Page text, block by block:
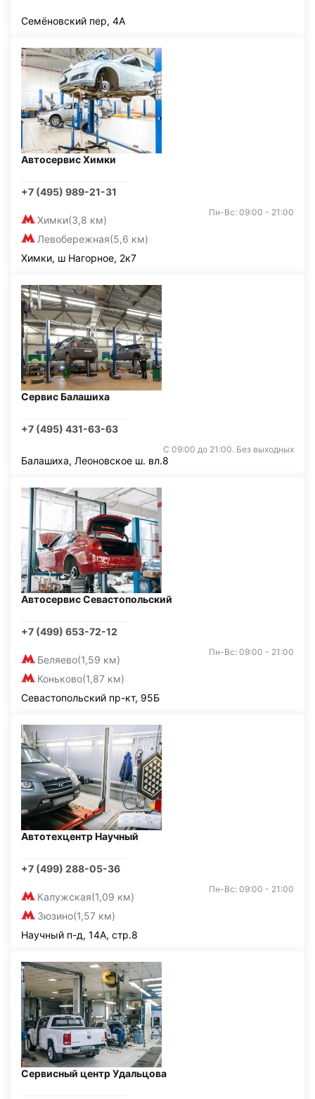
Семёновский пер, 4А
Автосервис Химки
+7 (495) 989-21-31
Химки(3,8 км)
Левобережная(5,6 км)
Пн-Вс: 09:00 - 21:00
Химки, ш Нагорное, 2к7
Сервис Балашиха
+7 (495) 431-63-63
С 09:00 до 21:00. Без выходных
Балашиха, Леоновское ш. вл.8
Автосервис Севастопольский
+7 (499) 653-72-12
Беляево(1,59 км)
Коньково(1,87 км)
Пн-Вс: 09:00 - 21:00
Севастопольский пр-кт, 95Б
Автотехцентр Научный
+7 (499) 288-05-36
Калужская(1,09 км)
Зюзино(1,57 км)
Пн-Вс: 09:00 - 21:00
Научный п-д, 14А, стр.8
Сервисный центр Удальцова